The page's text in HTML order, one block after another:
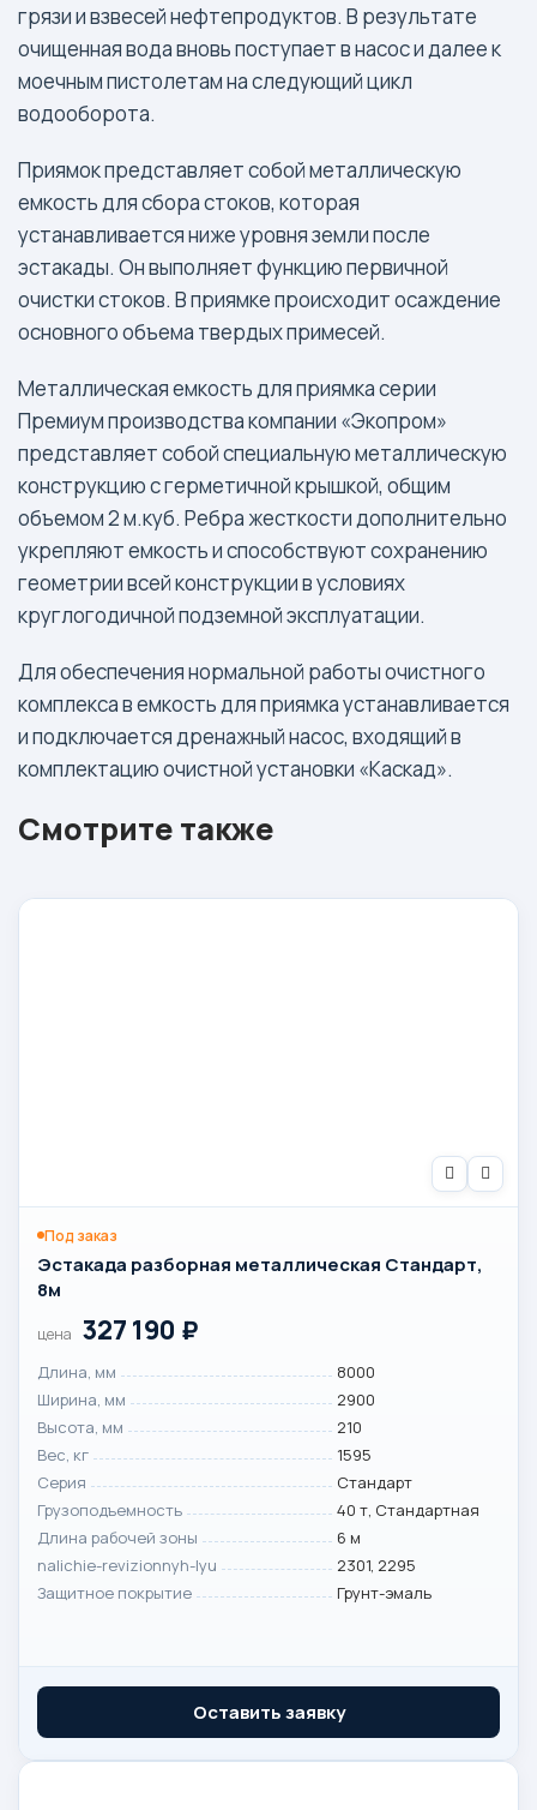
грязи и взвесей нефтепродуктов. В результате
очищенная вода вновь поступает в насос и далее к
моечным пистолетам на следующий цикл
водооборота.
Приямок представляет собой металлическую
емкость для сбора стоков, которая
устанавливается ниже уровня земли после
эстакады. Он выполняет функцию первичной
очистки стоков. В приямке происходит осаждение
основного объема твердых примесей.
Металлическая емкость для приямка серии
Премиум производства компании «Экопром»
представляет собой специальную металлическую
конструкцию с герметичной крышкой, общим
объемом 2 м.куб. Ребра жесткости дополнительно
укрепляют емкость и способствуют сохранению
геометрии всей конструкции в условиях
круглогодичной подземной эксплуатации.
Для обеспечения нормальной работы очистного
комплекса в емкость для приямка устанавливается
и подключается дренажный насос, входящий в
комплектацию очистной установки «Каскад».
Смотрите также
Под заказ
Эстакада разборная металлическая Стандарт,
8м
цена 327 190 ₽
Длина, мм
8000
Ширина, мм
2900
Высота, мм
210
Вес, кг
1595
Серия
Стандарт
Грузоподъемность
40 т, Стандартная
Длина рабочей зоны
6 м
nalichie-revizionnyh-lyu
2301, 2295
Защитное покрытие
Грунт-эмаль
Оставить заявку